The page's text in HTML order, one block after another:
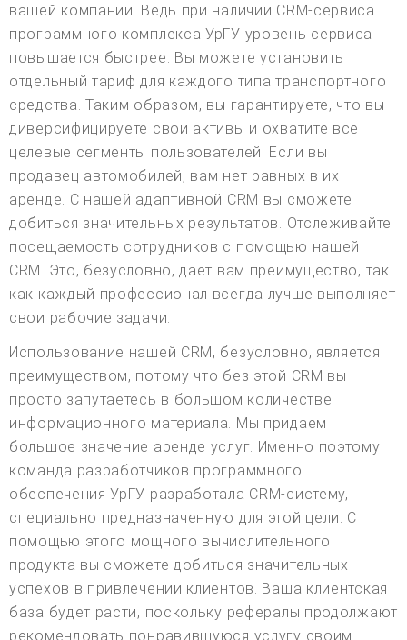
вашей компании. Ведь при наличии CRM-сервиса
программного комплекса УрГУ уровень сервиса
повышается быстрее. Вы можете установить
отдельный тариф для каждого типа транспортного
средства. Таким образом, вы гарантируете, что вы
диверсифицируете свои активы и охватите все
целевые сегменты пользователей. Если вы
продавец автомобилей, вам нет равных в их
аренде. С нашей адаптивной CRM вы сможете
добиться значительных результатов. Отслеживайте
посещаемость сотрудников с помощью нашей
CRM. Это, безусловно, дает вам преимущество, так
как каждый профессионал всегда лучше выполняет
свои рабочие задачи.
Использование нашей CRM, безусловно, является
преимуществом, потому что без этой CRM вы
просто запутаетесь в большом количестве
информационного материала. Мы придаем
большое значение аренде услуг. Именно поэтому
команда разработчиков программного
обеспечения УрГУ разработала CRM-систему,
специально предназначенную для этой цели. С
помощью этого мощного вычислительного
продукта вы сможете добиться значительных
успехов в привлечении клиентов. Ваша клиентская
база будет расти, поскольку рефералы продолжают
рекомендовать понравившуюся услугу своим